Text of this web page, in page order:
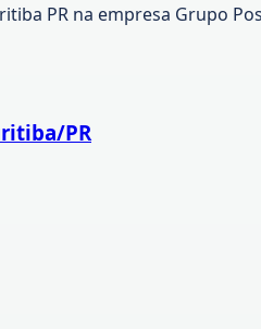
PR na empresa Grupo
PR